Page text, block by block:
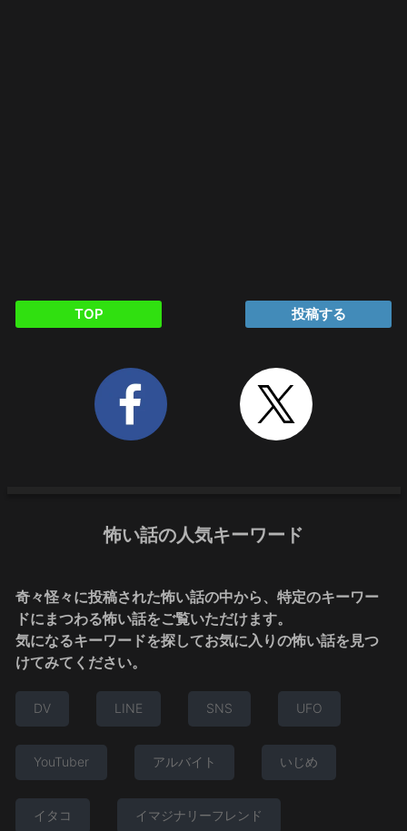
TOP 投稿する
怖い話の人気キーワード
奇々怪々に投稿された怖い話の中から、特定のキーワー
ドにまつわる怖い話をご覧いただけます。
気になるキーワードを探してお気に入りの怖い話を見つ
けてみてください。
DV LINE SNS UFO
YouTuber アルバイト いじめ
イタコ イマジナリーフレンド